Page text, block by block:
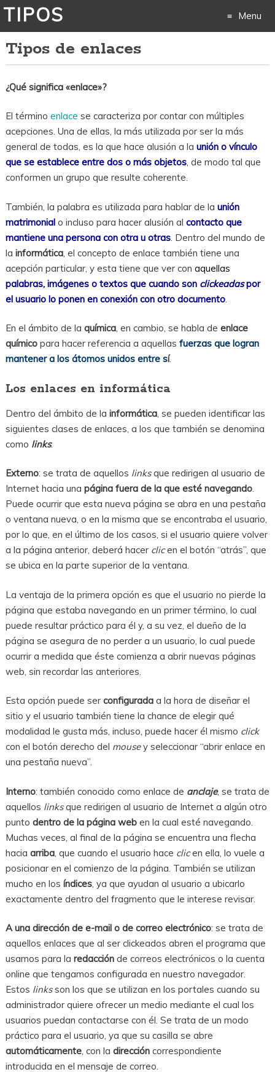
TIPOS Menu
Tipos de enlaces
¿Qué significa «enlace»?
El término enlace se caracteriza por contar con múltiples
acepciones. Una de ellas, la más utilizada por ser la más
general de todas, es la que hace alusión a la unión o vínculo
que se establece entre dos o más objetos, de modo tal que
conformen un grupo que resulte coherente.
También, la palabra es utilizada para hablar de la unión
matrimonialo incluso para hacer alusión al contacto que
mantiene una persona con otra u otras. Dentro del mundo de
la informática, el concepto de enlace también tiene una
acepción particular, y esta tiene que ver con aquellas
palabras, imágenes o textos que cuando son clickeadaspor
el usuario lo ponen en conexión con otro documento.
En el ámbito de la química, en cambio, se habla de enlace
químicopara hacer referencia a aquellas fuerzas que logran
mantener a los átomos unidos entre sí.
Los enlaces en informática
Dentro del ámbito de la informática, se pueden identificar las
siguientes clases de enlaces, a los que también se denomina
como links:
Externo: se trata de aquellos linksque redirigen al usuario de
Internet hacia una página fuera de la que esté navegando.
Puede ocurrir que esta nueva página se abra en una pestaña
o ventana nueva, o en la misma que se encontraba el usuario,
por lo que, en el último de los casos, si el usuario quiere volver
a la página anterior, deberá hacer clicen el botón “atrás”, que
se ubica en la parte superior de la ventana.
La ventaja de la primera opción es que el usuario no pierde la
página que estaba navegando en un primer término, lo cual
puede resultar práctico para él y, a su vez, el dueño de la
página se asegura de no perder a un usuario, lo cual puede
ocurrir a medida que éste comienza a abrir nuevas páginas
web, sin recordar las anteriores.
Esta opción puede ser configuradaa la hora de diseñar el
sitio y el usuario también tiene la chance de elegir qué
modalidad le gusta más, incluso, puede hacer él mismo click
con el botón derecho del mousey seleccionar “abrir enlace en
una pestaña nueva”.
Interno: también conocido como enlace de anclaje, se trata de
aquellos linksque redirigen al usuario de Internet a algún otro
punto dentro de la página weben la cual esté navegando.
Muchas veces, al final de la página se encuentra una flecha
hacia arriba, que cuando el usuario hace clicen ella, lo vuele a
posicionar en el comienzo de la página. También se utilizan
mucho en los índices, ya que ayudan al usuario a ubicarlo
exactamente dentro del fragmento que le interese revisar.
A una dirección de e-mail o de correo electrónico: se trata de
aquellos enlaces que al ser clickeados abren el programa que
usamos para la redacciónde correos electrónicos o la cuenta
online que tengamos configurada en nuestro navegador.
Estos linksson los que se utilizan en los portales cuando su
administrador quiere ofrecer un medio mediante el cual los
usuarios puedan contactarse con él. Se trata de un modo
práctico para el usuario, ya que su casilla se abre
automáticamente, con la direccióncorrespondiente
introducida en el mensaje de correo.